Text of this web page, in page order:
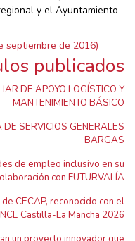
y el Ayuntamiento
publicados
DE APOYO LOGÍSTICO Y
MANTENIMIENTO BÁSICO
SERVICIOS GENERALES
BARGAS
de empleo inclusivo en su
con FUTURVALÍA
CECAP, reconocido con el
Castilla-La Mancha 2026